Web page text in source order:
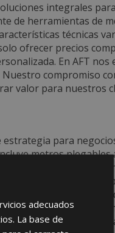
integrales
de herramientas de
técnicas
ofrecer precios
En AFT
compromiso
valor para nuestros
estrategia para
metros
técnicas y sectores
facilitar la rotación de
En AFT
productos que
para asesorarte en
adecuados
La base de